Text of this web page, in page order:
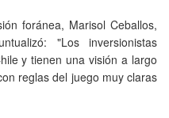
foránea, Marisol Ceballos,
"Los inversionistas
y tienen una visión a largo
reglas del juego muy claras